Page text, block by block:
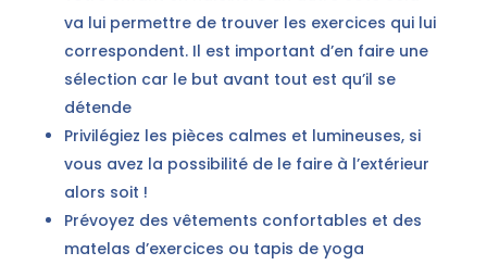
va lui permettre de trouver les exercices qui lui
correspondent. Il est important d’en faire une
sélection car le but avant tout est qu’il se
détende
Privilégiez les pièces calmes et lumineuses, si
vous avez la possibilité de le faire à l’extérieur
alors soit !
Prévoyez des vêtements confortables et des
matelas d’exercices ou tapis de yoga